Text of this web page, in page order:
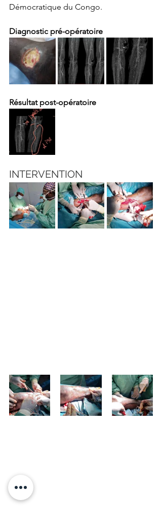
Démocratique du Congo.
Diagnostic pré-opératoire
Résultat post-opératoire
INTERVENTION